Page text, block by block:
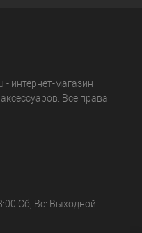
интернет-магазин
Все права
Сб, Вс: Выходной